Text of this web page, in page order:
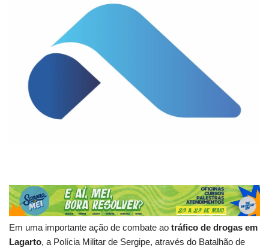
Em uma importante ação de combate ao tráfico de drogas em
Lagarto, a Polícia Militar de Sergipe, através do Batalhão de